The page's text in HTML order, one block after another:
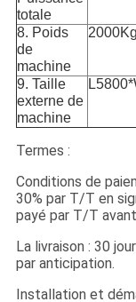
totale
8. Poids
de
machine
2000Kg
9. Taille
externe de
machine
Termes :
Conditions de
30% par T/T en
payé par T/T
La livraison : 30
par anticipation.
Installation et